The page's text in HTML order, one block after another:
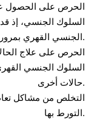
الحرص على الحصول
السلوك الجنسي، إذ
الجنسي القهري بمرور الوقت.
الحرص على علاج
السلوك الجنسي
حالات أخرى.
التخلص من مشاكل
التورط بها.